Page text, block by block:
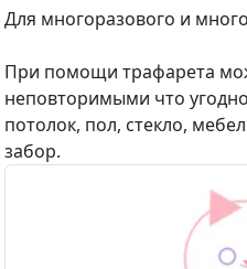
Для многоразового и
При помощи трафарета
неповторимыми что
потолок, пол, стекло,
забор.